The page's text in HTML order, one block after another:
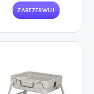
ZAREZERWUJ